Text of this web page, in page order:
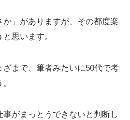
か」がありますが、その都度楽
思います。
まで、筆者みたいに50代で考
がまっとうできないと判断し